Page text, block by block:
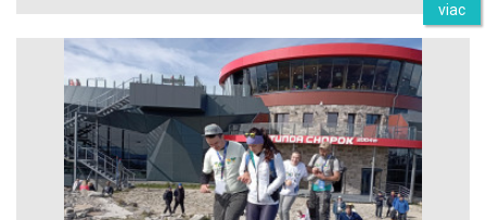
viac